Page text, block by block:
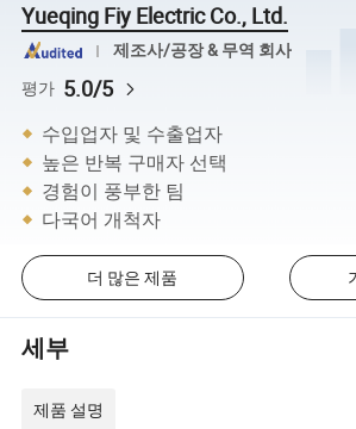
Yueqing Fiy Electric Co., Ltd.
제조사/공장 & 무역 회사
평가 5.0/5
수입업자 및 수출업자
높은 반복 구매자 선택
경험이 풍부한 팀
다국어 개척자
더 많은 제품
세부
제품 설명